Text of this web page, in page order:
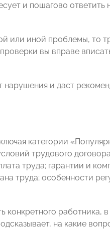
и пошагово ответить
или иной проблемы, то
вы вправе
нарушения и даст
категории
трудового
труда; гарантии и
труда; особенности
конкретного работника,
на какие